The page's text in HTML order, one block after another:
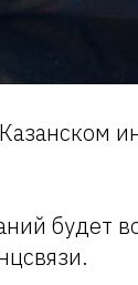
будет